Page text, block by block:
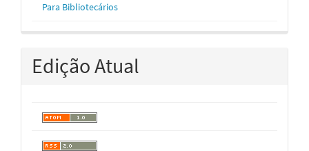
Para Bibliotecários
Edição Atual